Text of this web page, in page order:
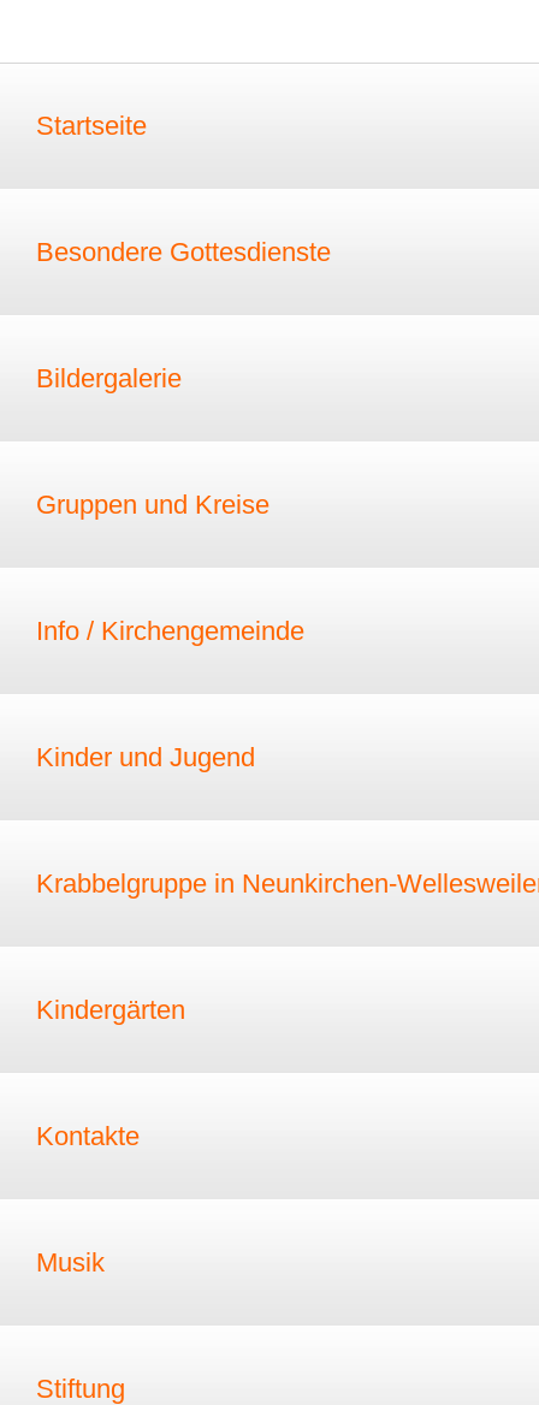
Startseite
Besondere Gottesdienste
Bildergalerie
Gruppen und Kreise
Info / Kirchengemeinde
Kinder und Jugend
Krabbelgruppe in Neunkirchen-
Kindergärten
Kontakte
Musik
Stiftung